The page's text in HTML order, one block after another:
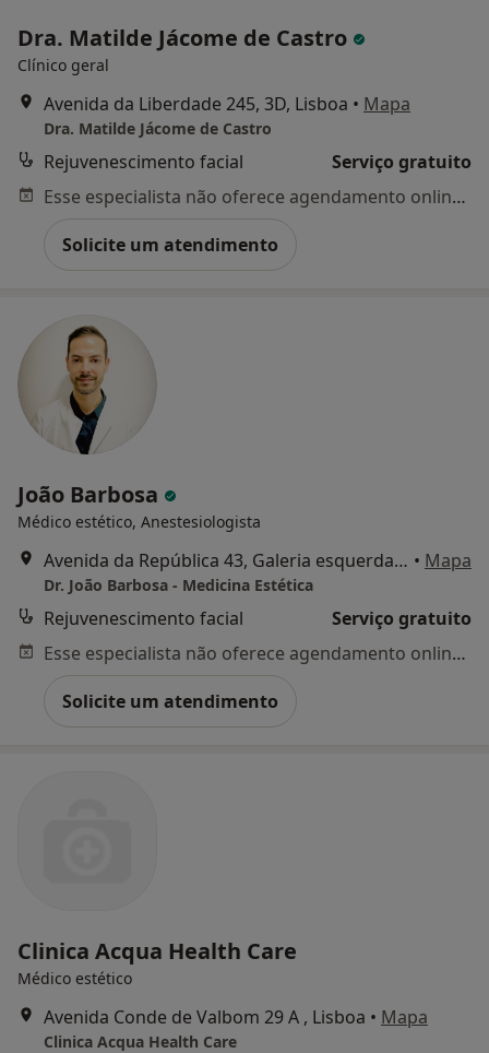
Dra. Matilde Jácome de Castro
Clínico geral
Avenida da Liberdade 245, 3D, Lisboa • Mapa
Dra. Matilde Jácome de Castro
Rejuvenescimento facial
Serviço gratuito
Esse especialista não oferece agendamento online para esse endereço.
Solicite um atendimento
João Barbosa
Médico estético, Anestesiologista
Avenida da República 43, Galeria esquerda, Lisboa • Mapa
Dr. João Barbosa - Medicina Estética
Rejuvenescimento facial
Serviço gratuito
Esse especialista não oferece agendamento online para esse endereço.
Solicite um atendimento
Clinica Acqua Health Care
Médico estético
Avenida Conde de Valbom 29 A , Lisboa • Mapa
Clinica Acqua Health Care